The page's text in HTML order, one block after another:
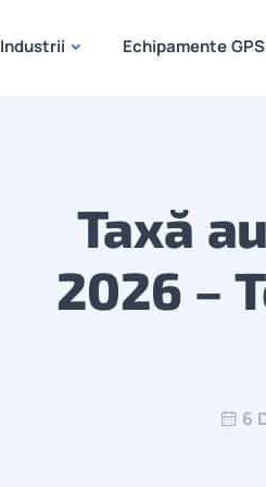
Industrii Echipamente
Taxă
2026 –
6